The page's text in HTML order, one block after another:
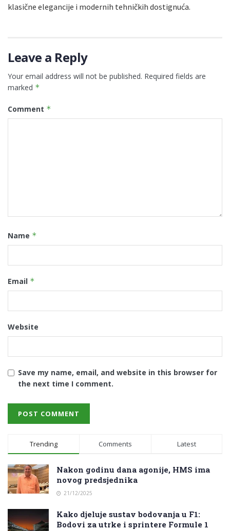
klasične elegancije i modernih tehničkih dostignuća.
Leave a Reply
Your email address will not be published. Required fields are
marked *
Comment *
Name *
Email *
Website
Save my name, email, and website in this browser for
the next time I comment.
Trending Comments Latest
Nakon godinu dana agonije, HMS ima
novog predsjednika
21/12/2025
Kako djeluje sustav bodovanja u F1:
Bodovi za utrke i sprintere Formule 1